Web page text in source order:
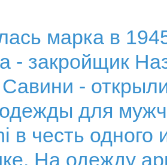
марка в
- закройщик
Савини -
для
в честь
На одежду